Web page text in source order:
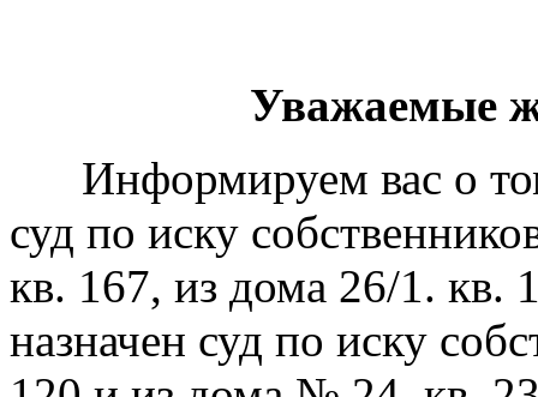
Уважаемые
Информируем вас о
суд по иску
кв. 167, из дома 26/1. кв.
назначен суд по иску